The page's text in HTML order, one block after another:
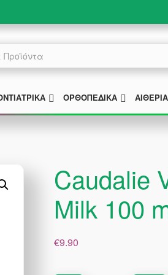
SUBMENU
ΟΡΘΟΠΕΔΙΚΆ SUBMENU
Caudalie
Milk 100
€9.90